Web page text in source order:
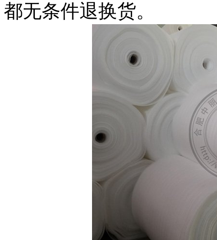
都无条件退换货。